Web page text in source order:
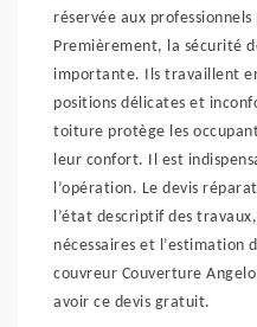
réservée aux
Premièrement, la sécurité
importante. Ils travaillent
positions délicates et
toiture protège les
leur confort. Il est
l’opération. Le devis
l’état descriptif des
nécessaires et l’estimation
couvreur Couverture
avoir ce devis gratuit.